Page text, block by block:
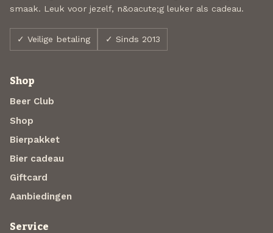
smaak. Leuk voor jezelf, n&oacute;g leuker als cadeau.
✓ Veilige betaling ✓ Sinds 2013
Shop
Beer Club
Shop
Bierpakket
Bier cadeau
Giftcard
Aanbiedingen
Service